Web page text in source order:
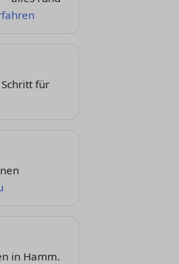
für
in Hamm.